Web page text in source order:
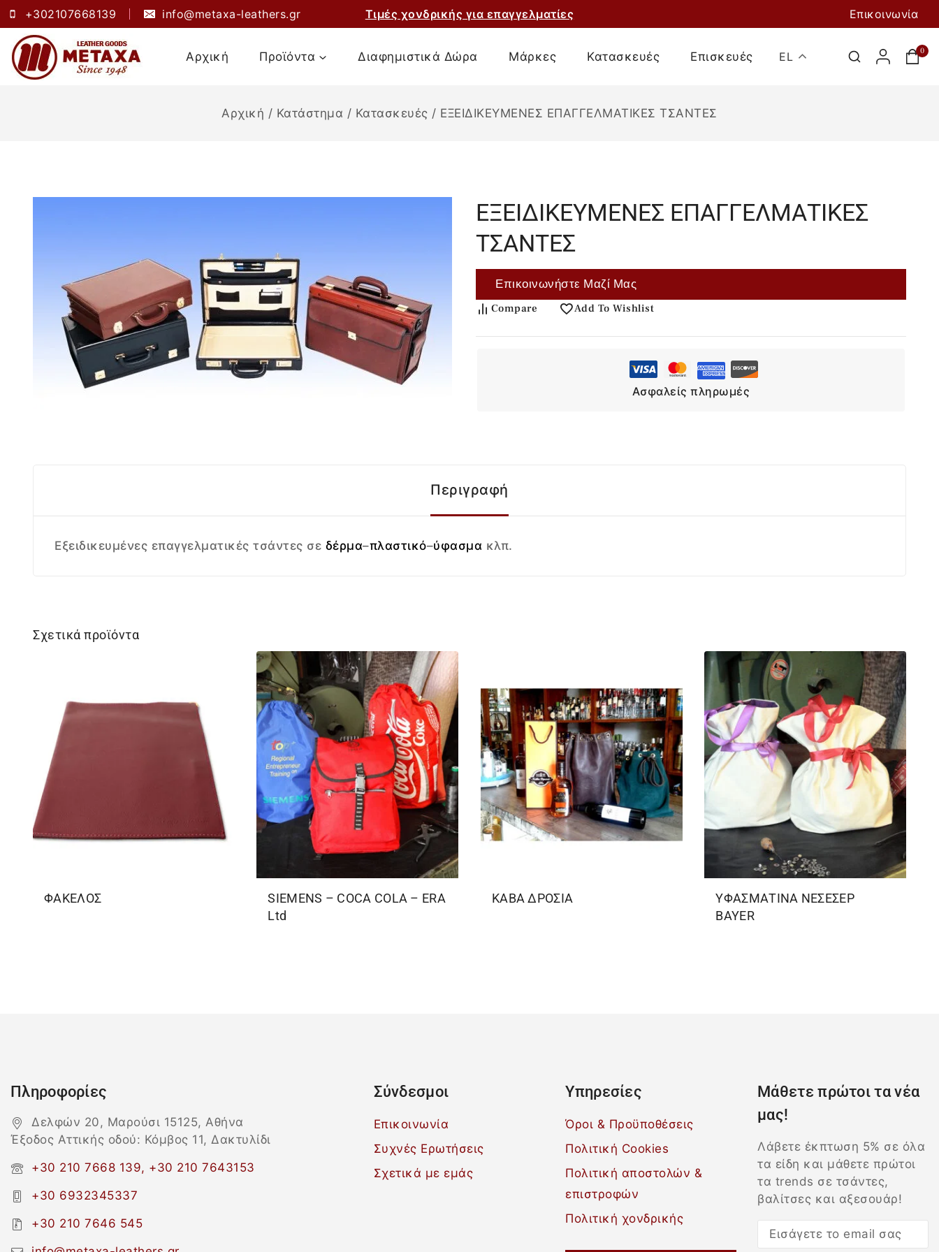
+302107668139 info@metaxa-leathers.gr Τιμές χονδρικής για επαγγελματίες Επικοινωνία
Αρχική Προϊόντα Διαφημιστικά Δώρα Μάρκες Κατασκευές Επισκευές EL 0
Αρχική / Κατάστημα / Κατασκευές / ΕΞΕΙΔΙΚΕΥΜΕΝΕΣ ΕΠΑΓΓΕΛΜΑΤΙΚΕΣ ΤΣΑΝΤΕΣ
ΕΞΕΙΔΙΚΕΥΜΕΝΕΣ ΕΠΑΓΓΕΛΜΑΤΙΚΕΣ
ΤΣΑΝΤΕΣ
Επικοινωνήστε Μαζί Μας
Compare Add To Wishlist
Ασφαλείς πληρωμές
Περιγραφή
Εξειδικευμένες επαγγελματικές τσάντες σε δέρμα–πλαστικό–ύφασμα κλπ.
Σχετικά προϊόντα
ΦΑΚΕΛΟΣ
SIEMENS – COCA COLA – ERA
Ltd
ΚΑΒΑ ΔΡΟΣΙΑ
ΥΦΑΣΜΑΤΙΝΑ ΝΕΣΕΣΕΡ
BAYER
Πληροφορίες
Δελφών 20, Μαρούσι 15125, Αθήνα
Έξοδος Αττικής οδού: Κόμβος 11, Δακτυλίδι
+30 210 7668 139, +30 210 7643153
+30 6932345337
+30 210 7646 545
Σύνδεσμοι
Επικοινωνία
Συχνές Ερωτήσεις
Σχετικά με εμάς
Υπηρεσίες
Όροι & Προϋποθέσεις
Πολιτική Cookies
Πολιτική αποστολών &
επιστροφών
Πολιτική χονδρικής
Μάθετε πρώτοι τα νέα
μας!
Λάβετε έκπτωση 5% σε όλα
τα είδη και μάθετε πρώτοι
τα trends σε τσάντες,
βαλίτσες και αξεσουάρ!